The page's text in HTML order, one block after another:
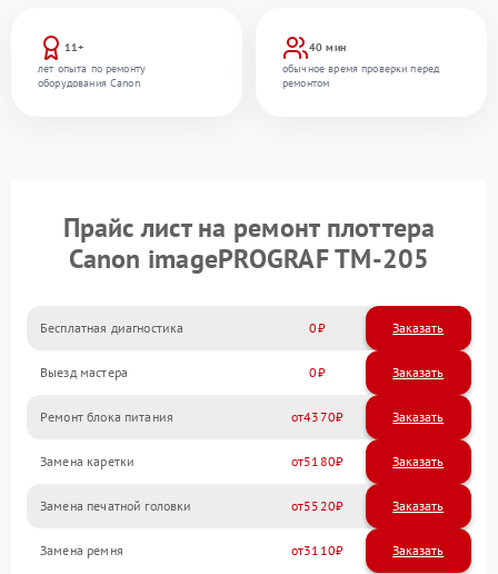
11+
лет опыта по ремонту
оборудования Canon
40 мин
обычное время проверки перед
ремонтом
Прайс лист на ремонт плоттера
Canon imagePROGRAF TM-205
Бесплатная диагностика 0 Заказать
Выезд мастера 0 Заказать
Ремонт блока питания 4370
Замена каретки 5180
Замена печатной головки 5520
Замена ремня 3110